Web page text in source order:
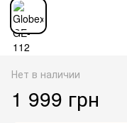
Нет в наличии
1 999 грн